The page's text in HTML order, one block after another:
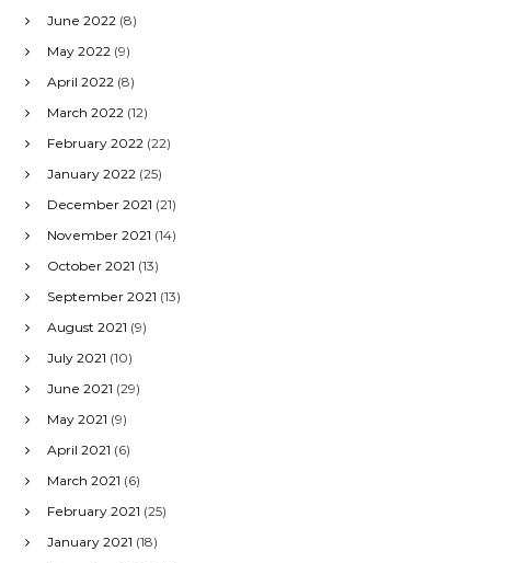
June 2022 (8)
May 2022 (9)
April 2022 (8)
March 2022 (12)
February 2022 (22)
January 2022 (25)
December 2021 (21)
November 2021 (14)
October 2021 (13)
September 2021 (13)
August 2021 (9)
July 2021 (10)
June 2021 (29)
May 2021 (9)
April 2021 (6)
March 2021 (6)
February 2021 (25)
January 2021 (18)